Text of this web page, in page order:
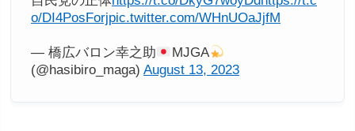
o/DI4PosForjpic.twitter.com/WHnUOaJjfM
— 橋広バロン幸之助
MJGA
(@hasibiro_maga) August 13, 2023